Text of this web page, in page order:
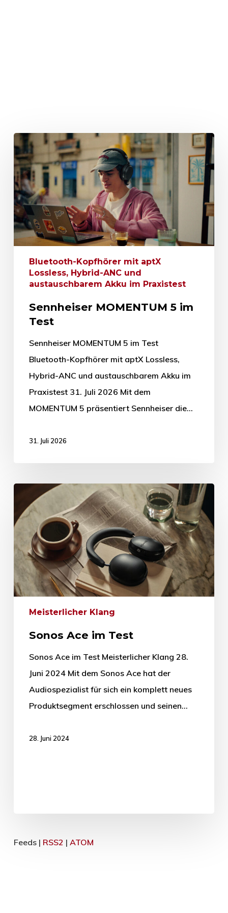
Bluetooth-Kopfhörer mit aptX
Lossless, Hybrid-ANC und
austauschbarem Akku im Praxistest
Sennheiser MOMENTUM 5 im
Test
Sennheiser MOMENTUM 5 im Test
Bluetooth-Kopfhörer mit aptX Lossless,
Hybrid-ANC und austauschbarem Akku im
Praxistest 31. Juli 2026 Mit dem
MOMENTUM 5 präsentiert Sennheiser die…
31. Juli 2026
Meisterlicher Klang
Sonos Ace im Test
Sonos Ace im Test Meisterlicher Klang 28.
Juni 2024 Mit dem Sonos Ace hat der
Audiospezialist für sich ein komplett neues
Produktsegment erschlossen und seinen…
28. Juni 2024
Feeds | RSS2 | ATOM